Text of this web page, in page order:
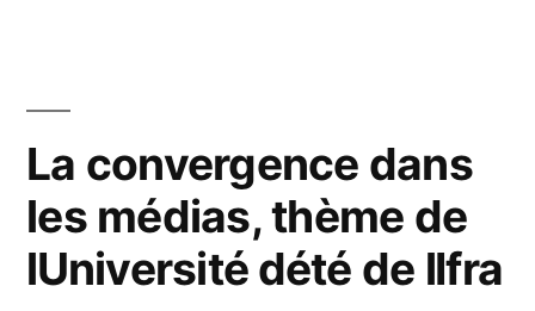
web 2.0 »
La convergence dans
les médias, thème de
lUniversité dété de lIfra